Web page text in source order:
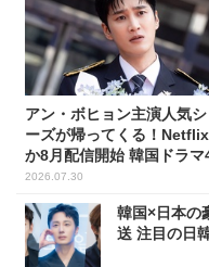
アン・ボヒョン主演人気シ
ーズが帰ってくる！
か8月配信開始 韓国ドラマ
2026.07.30
韓国×日本の
送 注目の日